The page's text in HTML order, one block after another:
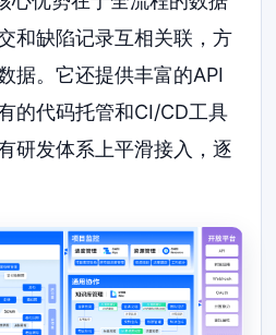
和缺陷记录互相关联，方
据。它还提供丰富的API
的代码托管和CI/CD工具
研发体系上平滑接入，逐